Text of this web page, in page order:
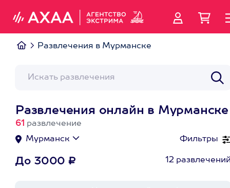
Развлечения в Мурманске
Развлечения онлайн в Мурманске
61 развлечение
Фильтры
Мурманск
До 3000 ₽ 12